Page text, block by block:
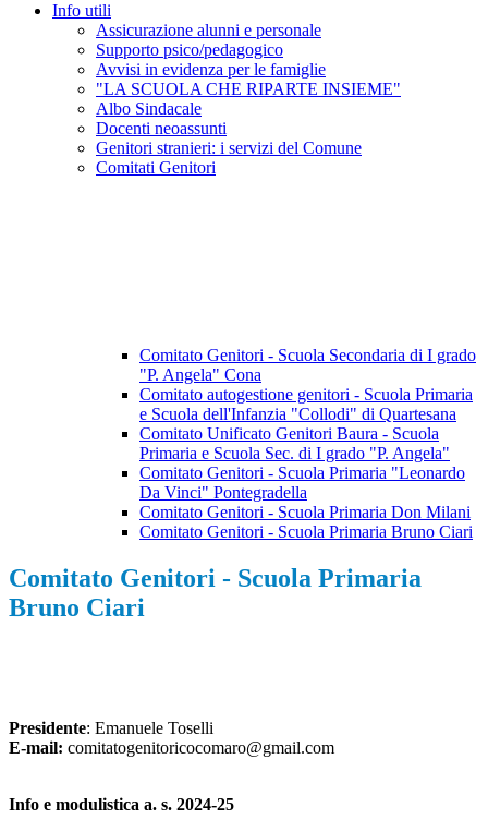
Info utili
Assicurazione alunni e personale
Supporto psico/pedagogico
Avvisi in evidenza per le famiglie
"LA SCUOLA CHE RIPARTE INSIEME"
Albo Sindacale
Docenti neoassunti
Genitori stranieri: i servizi del Comune
Comitati Genitori
Comitato Genitori - Scuola Secondaria di I grado
"P. Angela" Cona
Comitato autogestione genitori - Scuola Primaria
e Scuola dell'Infanzia "Collodi" di Quartesana
Comitato Unificato Genitori Baura - Scuola
Primaria e Scuola Sec. di I grado "P. Angela"
Comitato Genitori - Scuola Primaria "Leonardo
Da Vinci" Pontegradella
Comitato Genitori - Scuola Primaria Don Milani
Comitato Genitori - Scuola Primaria Bruno Ciari
Comitato Genitori - Scuola Primaria
Bruno Ciari
Presidente: Emanuele Toselli
E-mail: comitatogenitoricocomaro@gmail.com
Info e modulistica a. s. 2024-25